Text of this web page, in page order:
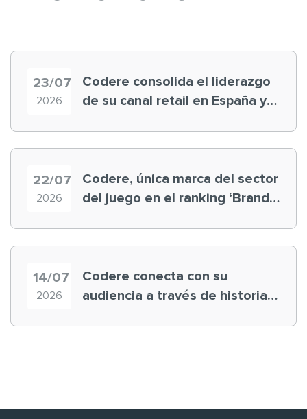
23/07
2026
Codere consolida el liderazgo
de su canal retail en España y
22/07
2026
Codere, única marca del sector
del juego en el ranking ‘Brand
14/07
2026
Codere conecta con su
audiencia a través de historias